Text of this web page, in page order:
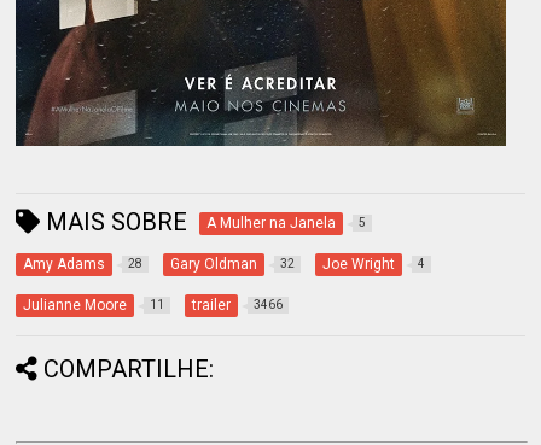
MAIS SOBRE A Mulher na Janela 5
Amy Adams 28 Gary Oldman 32 Joe Wright 4
Julianne Moore 11 trailer 3466
COMPARTILHE: